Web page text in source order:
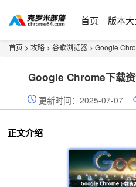
首页 版本
首页 > 攻略 > 谷歌浏览器 > Google
Google Chrome下载
更新时间：2025-07-07
正文介绍